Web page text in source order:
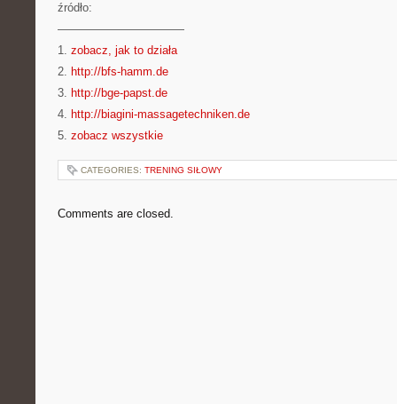
źródło:
———————————
1. zobacz, jak to działa
2. http://bfs-hamm.de
3. http://bge-papst.de
4. http://biagini-massagetechniken.de
5. zobacz wszystkie
CATEGORIES: TRENING SIŁOWY
Comments are closed.